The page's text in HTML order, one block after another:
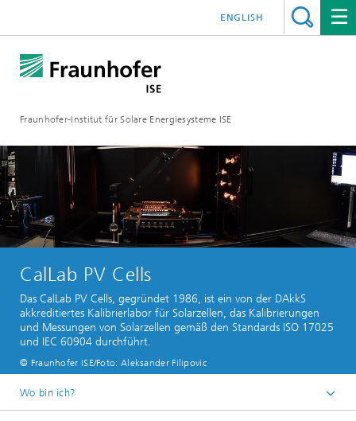
Fraunhofer-Institut für Solare Energiesysteme ISE
ENGLISH
CalLab PV Cells
Das CalLab PV Cells, gegründet 1986, ist ein von der DAkkS
akkreditiertes Kalibrierlabor für Solarzellen, das Kalibrierungen
und Messungen von Solarzellen gemäß den Standards ISO 17025
und IEC 60904 durchführt.
© Fraunhofer ISE/Foto: Aleksander Filipovic
Wo bin ich?